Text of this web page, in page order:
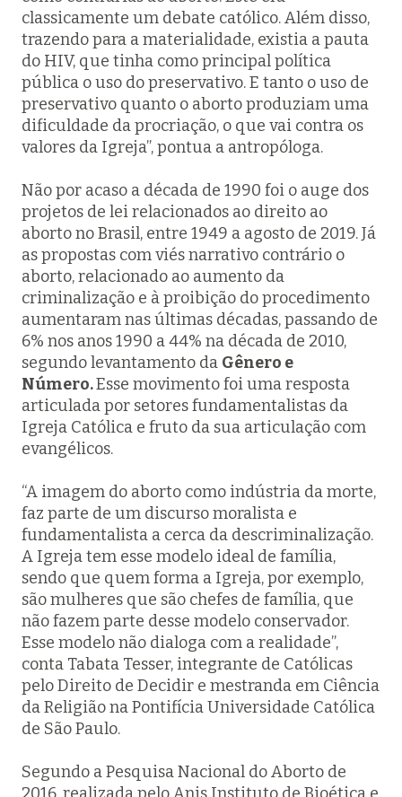
classicamente um debate católico. Além disso,
trazendo para a materialidade, existia a pauta
do HIV, que tinha como principal política
pública o uso do preservativo. E tanto o uso de
preservativo quanto o aborto produziam uma
dificuldade da procriação, o que vai contra os
valores da Igreja”, pontua a antropóloga.
Não por acaso a década de 1990 foi o auge dos
projetos de lei relacionados ao direito ao
aborto no Brasil, entre 1949 a agosto de 2019. Já
as propostas com viés narrativo contrário o
aborto, relacionado ao aumento da
criminalização e à proibição do procedimento
aumentaram nas últimas décadas, passando de
6% nos anos 1990 a 44% na década de 2010,
segundo levantamento da Gênero e
Número.Esse movimento foi uma resposta
articulada por setores fundamentalistas da
Igreja Católica e fruto da sua articulação com
evangélicos.
“A imagem do aborto como indústria da morte,
faz parte de um discurso moralista e
fundamentalista a cerca da descriminalização.
A Igreja tem esse modelo ideal de família,
sendo que quem forma a Igreja, por exemplo,
são mulheres que são chefes de família, que
não fazem parte desse modelo conservador.
Esse modelo não dialoga com a realidade”,
conta Tabata Tesser, integrante de Católicas
pelo Direito de Decidir e mestranda em Ciência
da Religião na Pontifícia Universidade Católica
de São Paulo.
Segundo a Pesquisa Nacional do Aborto de